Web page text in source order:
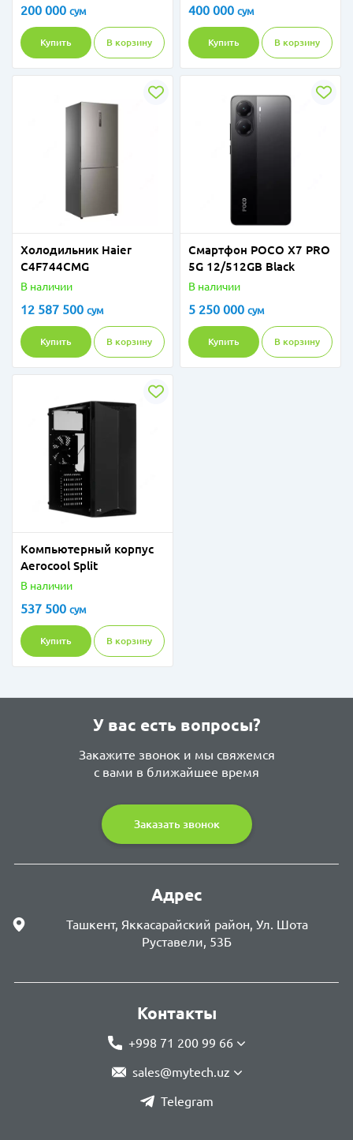
200 000 сум
Купить В корзину
400 000 сум
Купить В корзину
Холодильник Haier
C4F744CMG
В наличии
12 587 500 сум
Купить В корзину
Смартфон POCO X7 PRO
5G 12/512GB Black
В наличии
5 250 000 сум
Купить В корзину
Компьютерный корпус
Aerocool Split
В наличии
537 500 сум
Купить В корзину
У вас есть вопросы?
Закажите звонок и мы свяжемся
с вами в ближайшее время
Заказать звонок
Адрес
Ташкент, Яккасарайский район, Ул. Шота
Руставели, 53Б
Контакты
+998 71 200 99 66
sales@mytech.uz
Telegram